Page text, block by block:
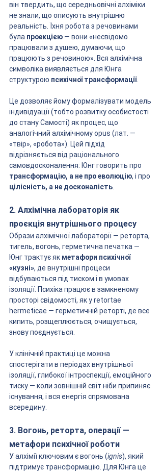
він твердить, що середньовічні алхіміки
не знали, що описують внутрішню
реальність. Їхня робота з речовинами
була проекцією — вони «несвідомо
працювали з душею, думаючи, що
працюють з речовиною». Вся алхімічна
символіка виявляється для Юнга
структурою психічної трансформації.
Це дозволяє йому формалізувати модель
індивідуації (тобто розвитку особистості
до стану Самості) як процес, що
аналогічний алхімічному opus (лат. —
«твір», «робота»). Цей підхід
відрізняється від раціонального
самовдосконалення: Юнг говорить про
трансформацію, а не про еволюцію, і про
цілісність, а не досконалість
2. Алхімічна лабораторія як
проєкція внутрішнього процесу
Образи алхімічної лабораторії — реторта,
тигель, вогонь, герметична печатка —
Юнг трактує як метафори психічної
«кузні», де внутрішні процеси
відбуваються під тиском і в умовах
ізоляції. Психіка працює в замкненому
просторі свідомості, як у retortae
hermeticae — герметичній реторті, де все
кипить, розщеплюється, очищується,
знову поєднується.
У клінічній практиці це можна
спостерігати в періодах внутрішньої
ізоляції, глибокої інтроспекції, емоційного
тиску — коли зовнішній світ ніби припиняє
існування, і вся енергія спрямована
всередину.
3. Вогонь, реторта, операції —
метафори психічної роботи
У алхімії ключовим є вогонь (ignis), який
підтримує трансформацію. Для Юнга це